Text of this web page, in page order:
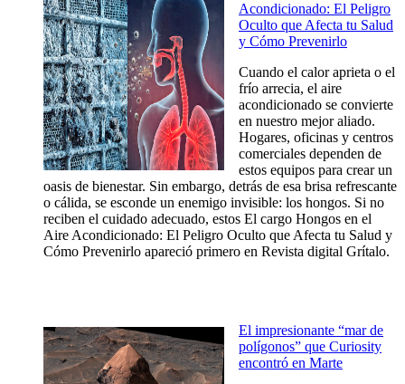
Acondicionado: El Peligro
Oculto que Afecta tu Salud
y Cómo Prevenirlo
Cuando el calor aprieta o el
frío arrecia, el aire
acondicionado se convierte
en nuestro mejor aliado.
Hogares, oficinas y centros
comerciales dependen de
estos equipos para crear un
oasis de bienestar. Sin embargo, detrás de esa brisa refrescante
o cálida, se esconde un enemigo invisible: los hongos. Si no
reciben el cuidado adecuado, estos El cargo Hongos en el
Aire Acondicionado: El Peligro Oculto que Afecta tu Salud y
Cómo Prevenirlo apareció primero en Revista digital Grítalo.
El impresionante “mar de
polígonos” que Curiosity
encontró en Marte